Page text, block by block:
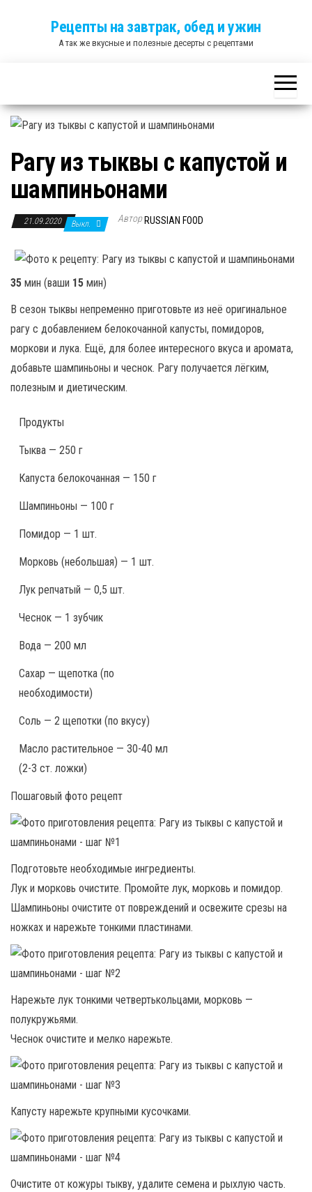
Рецепты на завтрак, обед и ужин
А так же вкусные и полезные десерты с рецептами
Рагу из тыквы с капустой и
шампиньонами
21.09.2020 Выкл. Автор RUSSIAN FOOD
35 мин (ваши 15 мин)
В сезон тыквы непременно приготовьте из неё оригинальное
рагу с добавлением белокочанной капусты, помидоров,
моркови и лука. Ещё, для более интересного вкуса и аромата,
добавьте шампиньоны и чеснок. Рагу получается лёгким,
полезным и диетическим.
Продукты
Тыква — 250 г
Капуста белокочанная — 150 г
Шампиньоны — 100 г
Помидор — 1 шт.
Морковь (небольшая) — 1 шт.
Лук репчатый — 0,5 шт.
Чеснок — 1 зубчик
Вода — 200 мл
Сахар — щепотка (по
необходимости)
Соль — 2 щепотки (по вкусу)
Масло растительное — 30-40 мл
(2-3 ст. ложки)
Пошаговый фото рецепт
Подготовьте необходимые ингредиенты.
Лук и морковь очистите. Промойте лук, морковь и помидор.
Шампиньоны очистите от повреждений и освежите срезы на
ножках и нарежьте тонкими пластинами.
Нарежьте лук тонкими четвертькольцами, морковь —
полукружьями.
Чеснок очистите и мелко нарежьте.
Капусту нарежьте крупными кусочками.
Очистите от кожуры тыкву, удалите семена и рыхлую часть.